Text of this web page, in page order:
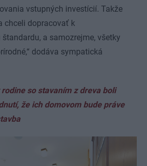
vstupných investícií. Takže
chceli dopracovať k
a samozrejme, všetky
dodáva sympatická
so stavaním z dreva boli
že ich domovom bude práve